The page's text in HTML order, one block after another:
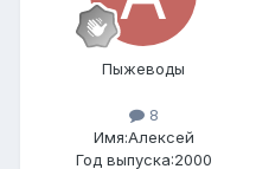
Пыжеводы
8
Имя:Алексей
Год выпуска:2000